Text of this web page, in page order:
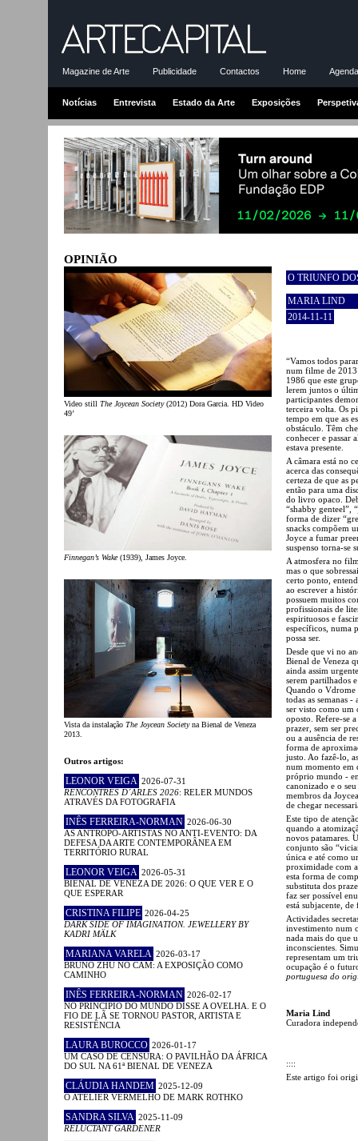
Magazine de Arte Publicidade Contactos Home
Notícias Entrevista Estado da Arte Exposições
OPINIÃO
Video still The Joycean Society(2012) Dora Garcia. HD Video
49’
Finnegan’s Wake(1939), James Joyce.
Vista da instalação The Joycean Societyna Bienal de Veneza
2013.
Outros artigos:
LEONOR VEIGA 2026-07-31
RENCONTRES D´ARLES 2026: RELER MUNDOS
ATRAVÉS DA FOTOGRAFIA
INÊS FERREIRA-NORMAN 2026-06-30
AS ANTROPO-ARTISTAS NO ANTI-EVENTO: DA
DEFESA DA ARTE CONTEMPORÂNEA EM
TERRITÓRIO RURAL
LEONOR VEIGA 2026-05-31
BIENAL DE VENEZA DE 2026: O QUE VER E O
QUE ESPERAR
CRISTINA FILIPE 2026-04-25
DARK SIDE OF IMAGINATION. JEWELLERY BY
KADRI MÄLK
MARIANA VARELA 2026-03-17
BRUNO ZHU NO CAM: A EXPOSIÇÃO COMO
CAMINHO
INÊS FERREIRA-NORMAN 2026-02-17
NO PRINCÍPIO DO MUNDO DISSE A OVELHA. E O
FIO DE LÃ SE TORNOU PASTOR, ARTISTA E
RESISTÊNCIA
LAURA BUROCCO 2026-01-17
UM CASO DE CENSURA: O PAVILHÃO DA ÁFRICA
DO SUL NA 61ª BIENAL DE VENEZA
CLÁUDIA HANDEM 2025-12-09
O ATELIER VERMELHO DE MARK ROTHKO
SANDRA SILVA 2025-11-09
RELUCTANT GARDENER
O TRIUNFO
MARIA LIND
2014-11-11
“Vamos todos
num filme de
1986 que este
lerem juntos o
participantes
terceira volta. Os
tempo em que as
obstáculo. Têm
conhecer e passar
estava presente.
A câmara está no
acerca das
certeza de que as
então para uma
do livro opaco.
“shabby genteel”,
forma de dizer
snacks compõem
Joyce a fumar
suspenso torna-se
A atmosfera no
mas o que
certo ponto,
ao escrever a
possuem muitos
profissionais de
espirituosos e
específicos, numa
possa ser.
Desde que vi no
Bienal de Veneza
ainda assim
serem partilhados
Quando o Vdrome
todas as semanas
ser visto como um
oposto. Refere-se
prazer, sem ser
ou a ausência de
forma de
justo. Ao fazê-lo,
num momento em
próprio mundo -
canonizado e o
membros da
de chegar
Este tipo de
quando a
novos patamares.
conjunto são
única e até como
proximidade com
esta forma de
substituta dos
faz ser possível
está subjacente,
Actividades
investimento num
nada mais do que
inconscientes.
representam um
ocupação é o
portuguesa do
Maria Lind
Curadora
::::
Este artigo foi